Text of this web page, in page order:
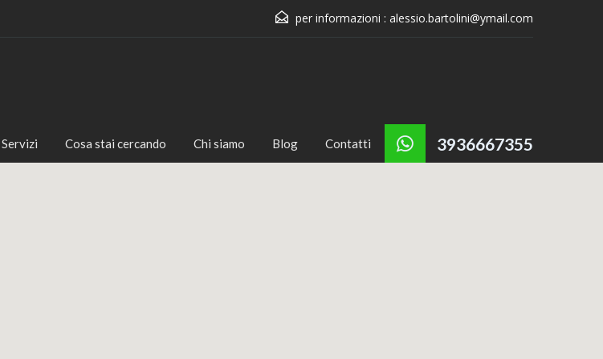
per informazioni : alessio.bartolini@ymail.com
3936667355
Servizi Cosa stai cercando Chi siamo Blog Contatti